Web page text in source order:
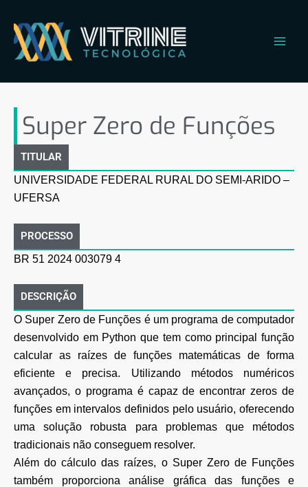
para
conteúdo
Super Zero de Funções
TITULAR
UNIVERSIDADE FEDERAL RURAL DO SEMI-ARIDO –
UFERSA
PROCESSO
BR 51 2024 003079 4
DESCRIÇÃO
O Super Zero de Funções é um programa de computador
desenvolvido em Python que tem como principal função
calcular as raízes de funções matemáticas de forma
eficiente e precisa. Utilizando métodos numéricos
avançados, o programa é capaz de encontrar zeros de
funções em intervalos definidos pelo usuário, oferecendo
uma solução robusta para problemas que métodos
tradicionais não conseguem resolver.
Além do cálculo das raízes, o Super Zero de Funções
também proporciona análise gráfica das funções e